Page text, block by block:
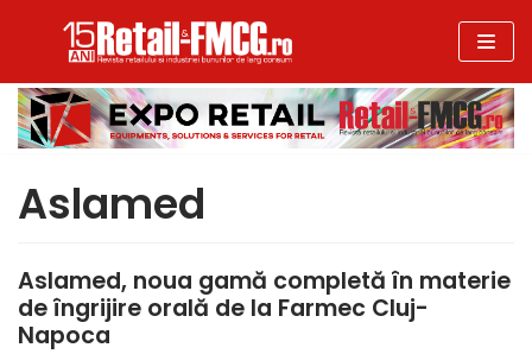
la
conținut
Aslamed
Aslamed, noua gamă completă în materie
de îngrijire orală de la Farmec Cluj-
Napoca